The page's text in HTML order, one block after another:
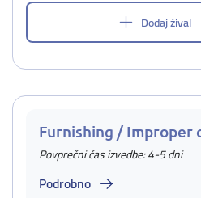
Dodaj žival
Furnishing / Improper
Povprečni čas izvedbe: 4-5 dni
Podrobno